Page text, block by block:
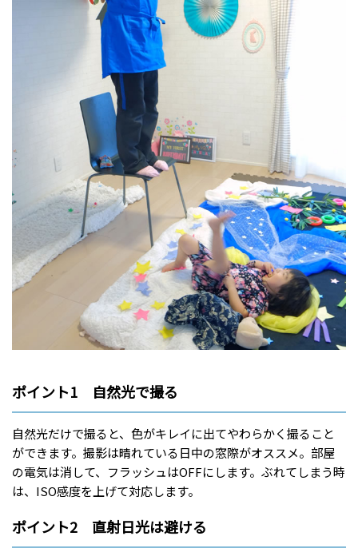
ポイント1 自然光で撮る
自然光だけで撮ると、色がキレイに出てやわらかく撮ること
ができます。撮影は晴れている日中の窓際がオススメ。部屋
の電気は消して、フラッシュはOFFにします。ぶれてしまう時
は、ISO感度を上げて対応します。
ポイント2 直射日光は避ける